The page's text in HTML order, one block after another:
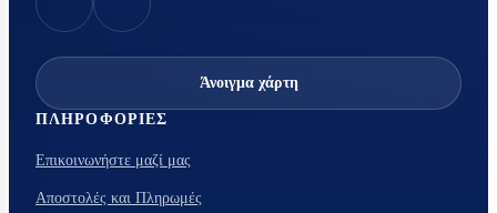
Άνοιγμα χάρτη
ΠΛΗΡΟΦΟΡΊΕΣ
Επικοινωνήστε μαζί μας
Αποστολές και Πληρωμές